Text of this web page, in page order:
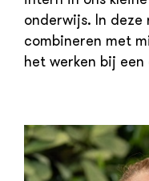
onderwijs. In
combineren met
het werken bij